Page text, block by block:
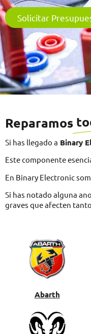
Solicitar
Reparamos
Si has llegado a Binary
Este componente
En Binary Electronic
Si has notado alguna
graves que afecten
Abarth